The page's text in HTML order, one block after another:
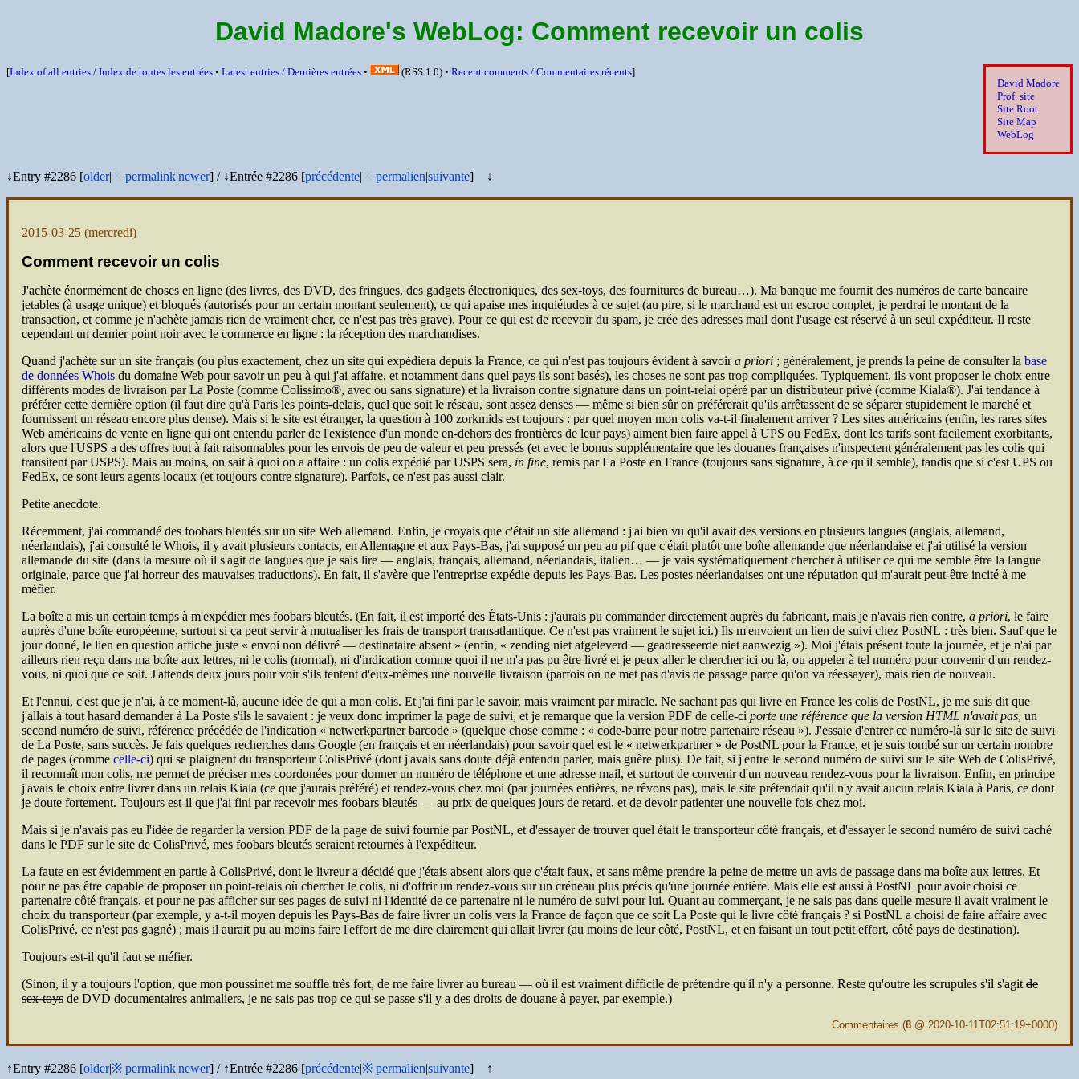
David Madore's WebLog: Comment recevoir un colis
David Madore
Prof. site
Site Root
Site Map
WebLog
[Index of all entries / Index de toutes les entrées • Latest entries / Dernières entrées • (RSS 1.0) • Recent comments / Commentaires récents]
↓Entry #2286 [older| permalink|newer] / ↓Entrée #2286 [précédente| permalien|suivante] ↓
2015-03-25 (mercredi)
Comment recevoir un colis
J'achète énormément de choses en ligne (des livres, des DVD, des fringues, des gadgets électroniques, des sex-toys, des fournitures de bureau…). Ma banque me fournit des numéros de carte bancaire
jetables (à usage unique) et bloqués (autorisés pour un certain montant seulement), ce qui apaise mes inquiétudes à ce sujet (au pire, si le marchand est un escroc complet, je perdrai le montant de la
transaction, et comme je n'achète jamais rien de vraiment cher, ce n'est pas très grave). Pour ce qui est de recevoir du spam, je crée des adresses mail dont l'usage est réservé à un seul expéditeur. Il reste
cependant un dernier point noir avec le commerce en ligne : la réception des marchandises.
Quand j'achète sur un site français (ou plus exactement, chez un site qui expédiera depuis la France, ce qui n'est pas toujours évident à savoira priori ; généralement, je prends la peine de consulter la base
de données Whois du domaine Web pour savoir un peu à qui j'ai affaire, et notamment dans quel pays ils sont basés), les choses ne sont pas trop compliquées. Typiquement, ils vont proposer le choix entre
différents modes de livraison par La Poste (comme Colissimo®, avec ou sans signature) et la livraison contre signature dans un point-relai opéré par un distributeur privé (comme Kiala®). J'ai tendance à
préférer cette dernière option (il faut dire qu'à Paris les points-delais, quel que soit le réseau, sont assez denses — même si bien sûr on préférerait qu'ils arrêtassent de se séparer stupidement le marché et
fournissent un réseau encore plus dense). Mais si le site est étranger, la question à 100 zorkmids est toujours : par quel moyen mon colis va-t-il finalement arriver ? Les sites américains (enfin, les rares sites
Web américains de vente en ligne qui ont entendu parler de l'existence d'un monde en-dehors des frontières de leur pays) aiment bien faire appel à UPS ou FedEx, dont les tarifs sont facilement exorbitants,
alors que l'USPS a des offres tout à fait raisonnables pour les envois de peu de valeur et peu pressés (et avec le bonus supplémentaire que les douanes françaises n'inspectent généralement pas les colis qui
transitent parUSPS). Mais au moins, on sait à quoi on a affaire : un colis expédié parUSPS sera, in fine, remis par La Poste en France (toujours sans signature, à ce qu'il semble), tandis que si c'estUPS ou
FedEx, ce sont leurs agents locaux (et toujours contre signature). Parfois, ce n'est pas aussi clair.
Petite anecdote.
Récemment, j'ai commandé des foobars bleutés sur un site Web allemand. Enfin, je croyais que c'était un site allemand : j'ai bien vu qu'il avait des versions en plusieurs langues (anglais, allemand,
néerlandais), j'ai consulté le Whois, il y avait plusieurs contacts, en Allemagne et aux Pays-Bas, j'ai supposé un peu au pif que c'était plutôt une boîte allemande que néerlandaise et j'ai utilisé la version
allemande du site (dans la mesure où il s'agit de langues que je sais lire — anglais, français, allemand, néerlandais, italien… — je vais systématiquement chercher à utiliser ce qui me semble être la langue
originale, parce que j'ai horreur des mauvaises traductions). En fait, il s'avère que l'entreprise expédie depuis les Pays-Bas. Les postes néerlandaises ont une réputation qui m'aurait peut-être incité à me
méfier.
La boîte a mis un certain temps à m'expédier mes foobars bleutés. (En fait, il est importé des États-Unis : j'aurais pu commander directement auprès du fabricant, mais je n'avais rien contre, a priori, le faire
auprès d'une boîte européenne, surtout si ça peut servir à mutualiser les frais de transport transatlantique. Ce n'est pas vraiment le sujet ici.) Ils m'envoient un lien de suivi chez PostNL : très bien. Sauf que le
jour donné, le lien en question affiche juste
envoi non délivré — destinataire absent (enfin, zending niet afgeleverd — geadresseerde niet aanwezig
). Moi j'étais présent toute la journée, et je n'ai par
ailleurs rien reçu dans ma boîte aux lettres, ni le colis (normal), ni d'indication comme quoi il ne m'a pas pu être livré et je peux aller le chercher ici ou là, ou appeler à tel numéro pour convenir d'un rendez-
vous, ni quoi que ce soit. J'attends deux jours pour voir s'ils tentent d'eux-mêmes une nouvelle livraison (parfois on ne met pas d'avis de passage parce qu'on va réessayer), mais rien de nouveau.
Et l'ennui, c'est que je n'ai, à ce moment-là, aucune idée de qui a mon colis. Et j'ai fini par le savoir, mais vraiment par miracle. Ne sachant pas qui livre en France les colis de PostNL, je me suis dit que
j'allais à tout hasard demander à La Poste s'ils le savaient : je veux donc imprimer la page de suivi, et je remarque que la version PDF de celle-ci porte une référence que la version HTML n'avait pas, un
second numéro de suivi, référence précédée de l'indication
netwerkpartner barcode (quelque chose comme : code-barre pour notre partenaire réseau
). J'essaie d'entrer ce numéro-là sur le site de suivi
de La Poste, sans succès. Je fais quelques recherches dans Google (en français et en néerlandais) pour savoir quel est le
netwerkpartner de PostNL pour la France, et je suis tombé sur un certain nombre
de pages (comme celle-ci) qui se plaignent du transporteur ColisPrivé (dont j'avais sans doute déjà entendu parler, mais guère plus). De fait, si j'entre le second numéro de suivi sur le site Web de ColisPrivé,
il reconnaît mon colis, me permet de préciser mes coordonées pour donner un numéro de téléphone et une adresse mail, et surtout de convenir d'un nouveau rendez-vous pour la livraison. Enfin, en principe
j'avais le choix entre livrer dans un relais Kiala (ce que j'aurais préféré) et rendez-vous chez moi (par journées entières, ne rêvons pas), mais le site prétendait qu'il n'y avait aucun relais Kiala à Paris, ce dont
je doute fortement. Toujours est-il que j'ai fini par recevoir mes foobars bleutés — au prix de quelques jours de retard, et de devoir patienter une nouvelle fois chez moi.
Mais si je n'avais pas eu l'idée de regarder la version PDF de la page de suivi fournie par PostNL, et d'essayer de trouver quel était le transporteur côté français, et d'essayer le second numéro de suivi caché
dans le PDF sur le site de ColisPrivé, mes foobars bleutés seraient retournés à l'expéditeur.
La faute en est évidemment en partie à ColisPrivé, dont le livreur a décidé que j'étais absent alors que c'était faux, et sans même prendre la peine de mettre un avis de passage dans ma boîte aux lettres. Et
pour ne pas être capable de proposer un point-relais où chercher le colis, ni d'offrir un rendez-vous sur un créneau plus précis qu'une journée entière. Mais elle est aussi à PostNL pour avoir choisi ce
partenaire côté français, et pour ne pas afficher sur ses pages de suivi ni l'identité de ce partenaire ni le numéro de suivi pour lui. Quant au commerçant, je ne sais pas dans quelle mesure il avait vraiment le
choix du transporteur (par exemple, y a-t-il moyen depuis les Pays-Bas de faire livrer un colis vers la France de façon que ce soit La Poste qui le livre côté français ? si PostNL a choisi de faire affaire avec
ColisPrivé, ce n'est pas gagné) ; mais il aurait pu au moins faire l'effort de me dire clairement qui allait livrer (au moins de leur côté, PostNL, et en faisant un tout petit effort, côté pays de destination).
Toujours est-il qu'il faut se méfier.
(Sinon, il y a toujours l'option, que mon poussinet me souffle très fort, de me faire livrer au bureau — où il est vraiment difficile de prétendre qu'il n'y a personne. Reste qu'outre les scrupules s'il s'agitde
sex-toys de DVD documentaires animaliers, je ne sais pas trop ce qui se passe s'il y a des droits de douane à payer, par exemple.)
Commentaires (8 @ 2020-10-11T02:51:19+0000)
↑Entry #2286 [older|※ permalink|newer] / ↑Entrée #2286 [précédente|※ permalien|suivante] ↑